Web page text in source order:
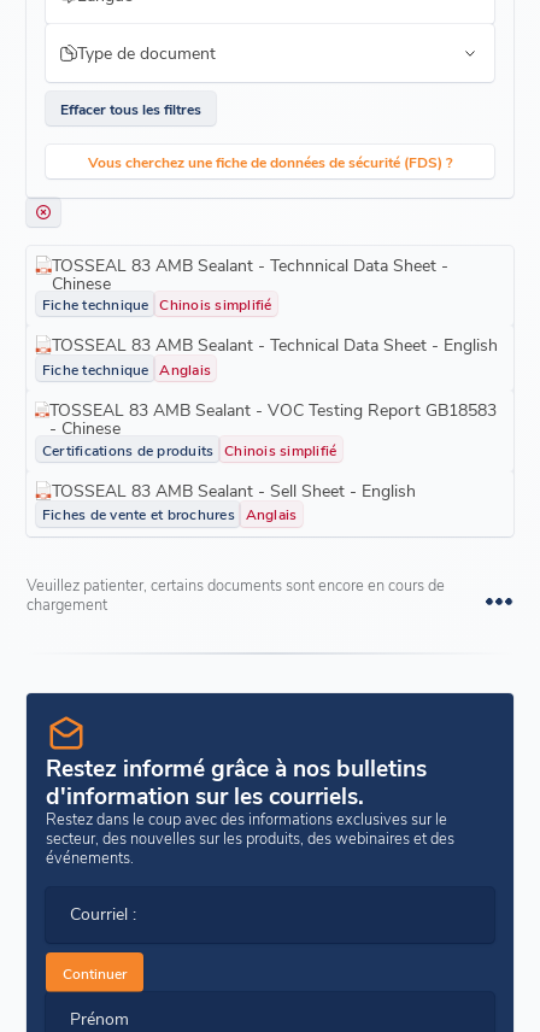
Type de document
Effacer tous les filtres
Vous cherchez une fiche de données de sécurité (FDS) ?
TOSSEAL 83 AMB Sealant - Technnical Data Sheet -
Chinese
Fiche technique Chinois simplifié
TOSSEAL 83 AMB Sealant - Technical Data Sheet - English
Fiche technique Anglais
TOSSEAL 83 AMB Sealant - VOC Testing Report GB18583
- Chinese
Certifications de produits Chinois simplifié
TOSSEAL 83 AMB Sealant - Sell Sheet - English
Fiches de vente et brochures Anglais
Veuillez patienter, certains documents sont encore en cours de
chargement
Restez informé grâce à nos bulletins
d'information sur les courriels.
Restez dans le coup avec des informations exclusives sur le
secteur, des nouvelles sur les produits, des webinaires et des
événements.
Courriel :
Continuer
Prénom